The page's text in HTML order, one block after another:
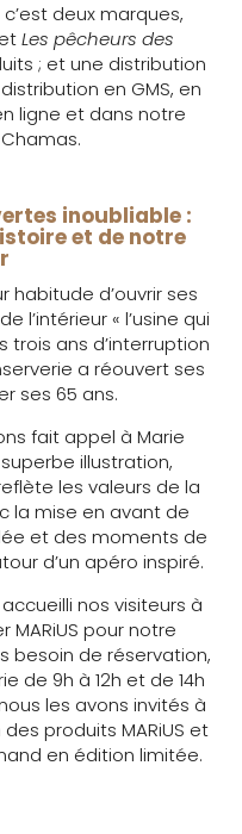
c’est deux marques,
et Les pêcheurs des
; et une distribution
en GMS, en
ligne et dans notre
inoubliable :
et de notre
habitude d’ouvrir ses
l’intérieur « l’usine qui
trois ans d’interruption
a réouvert ses
ses 65 ans.
fait appel à Marie
illustration,
les valeurs de la
la mise en avant de
et des moments de
d’un apéro inspiré.
nos visiteurs à
MARiUS pour notre
besoin de réservation,
de 9h à 12h et de 14h
les avons invités à
produits MARiUS et
en édition limitée.